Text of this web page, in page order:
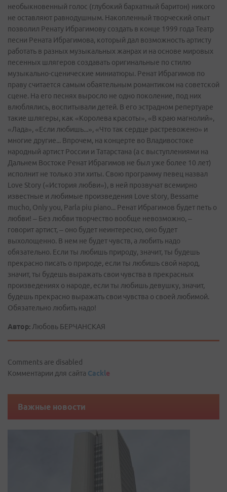
необыкновенный голос (глубокий бархатный баритон) никого
не оставляют равнодушным. Накопленный творческий опыт
позволил Ренату Ибрагимову создать в конце 1999 года Театр
песни Рената Ибрагимова, который дал возможность артисту
работать в разных музыкальных жанрах и на основе мировых
песенных шлягеров создавать оригинальные по стилю
музыкально-сценические миниатюры. Ренат Ибрагимов по
праву считается самым обаятельным романтиком на советской
сцене. На его песнях выросло не одно поколение, под них
влюблялись, воспитывали детей. В его эстрадном репертуаре
такие шлягеры, как «Королева красоты», «В краю магнолий»,
«Лада», «Если любишь...», «Что так сердце растревожено» и
многие другие... Впрочем, на концерте во Владивостоке
народный артист России и Татарстана (а с выступлениями на
Дальнем Востоке Ренат Ибрагимов не был уже более 10 лет)
исполнит не только эти хиты. Свою программу певец назвал
Love Story («История любви»), в ней прозвучат всемирно
известные и любимые произведения Love story, Bessame
mucho, Only you, Parla piu piano... Ренат Ибрагимов будет петь о
любви! – Без любви творчество вообще невозможно, –
говорит артист, – оно будет неинтересно, оно будет
выхолощенно. В нем не будет чувств, а любить надо
обязательно. Если ты любишь природу, значит, ты будешь
прекрасно писать о природе, если ты любишь свой народ,
значит, ты будешь выражать свои чувства в прекрасных
произведениях о народе, если ты любишь девушку, значит,
будешь прекрасно выражать свои чувства о своей любимой.
Обязательно любить надо!
Автор: Любовь БЕРЧАНСКАЯ
Comments are disabled
Комментарии для сайта Cackle
Важные новости